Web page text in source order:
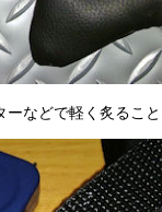
などで軽く炙るこ